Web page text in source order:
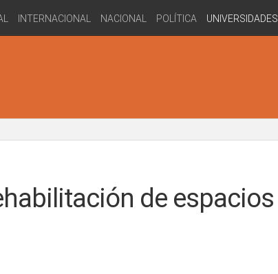
INTERNACIONAL NACIONAL POLÍTICA UNIVERSIDADES
de espacios